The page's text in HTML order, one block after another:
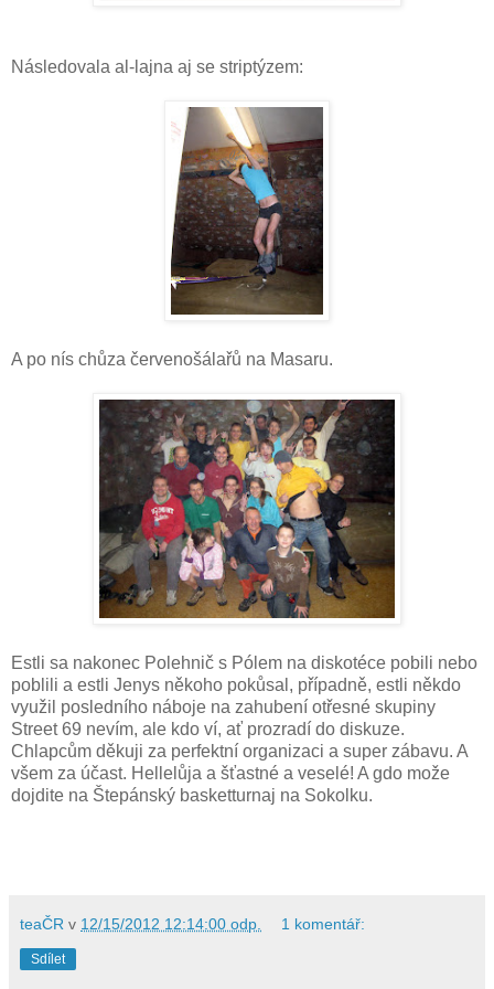
Následovala al-lajna aj se striptýzem:
A po nís chůza červenošálařů na Masaru.
Estli sa nakonec Polehnič s Pólem na diskotéce pobili nebo
poblili a estli Jenys někoho pokůsal, případně, estli někdo
využil posledního náboje na zahubení otřesné skupiny
Street 69 nevím, ale kdo ví, ať prozradí do diskuze.
Chlapcům děkuji za perfektní organizaci a super zábavu. A
všem za účast. Hellelůja a šťastné a veselé! A gdo može
dojdite na Štepánský basketturnaj na Sokolku.
teaČR v 12/15/2012 12:14:00 odp. 1 komentář:
Sdílet